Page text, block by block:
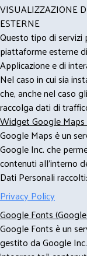
VISUALIZZAZIONE
ESTERNE
Questo tipo di
piattaforme esterne
Applicazione e di
Nel caso in cui sia
che, anche nel caso
raccolga dati di
Widget Google Maps
Google Maps è un
Google Inc. che
contenuti all'interno
Dati Personali
Privacy Policy
Google Fonts
Google Fonts è un
gestito da Google